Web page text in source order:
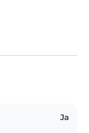
Ja